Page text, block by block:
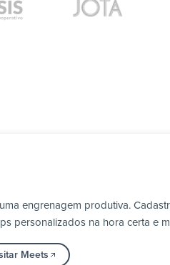
engrenagem produtiva.
personalizados na hora certa e
Meets